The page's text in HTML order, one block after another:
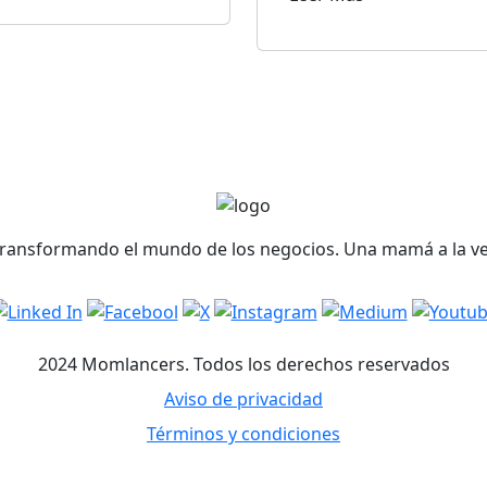
el mundo de los negocios. Una mamá a la
2024 Momlancers. Todos los derechos reservados
Aviso de privacidad
Términos y condiciones